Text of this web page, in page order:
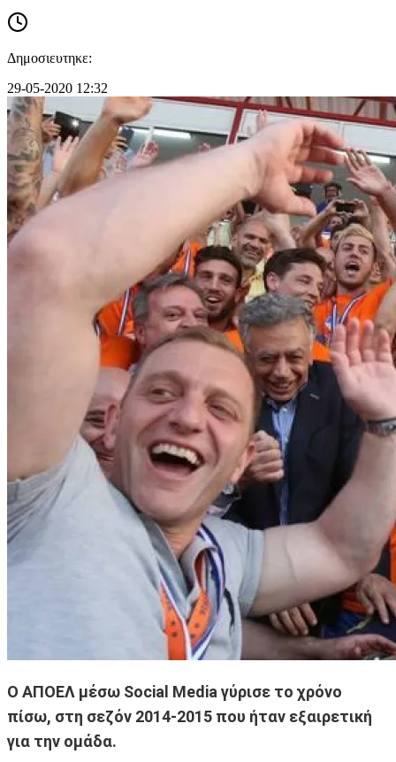
Δημοσιευτηκε:
29-05-2020 12:32
Ο ΑΠΟΕΛ μέσω Social Media γύρισε το χρόνο
πίσω, στη σεζόν 2014-2015 που ήταν εξαιρετική
για την ομάδα.